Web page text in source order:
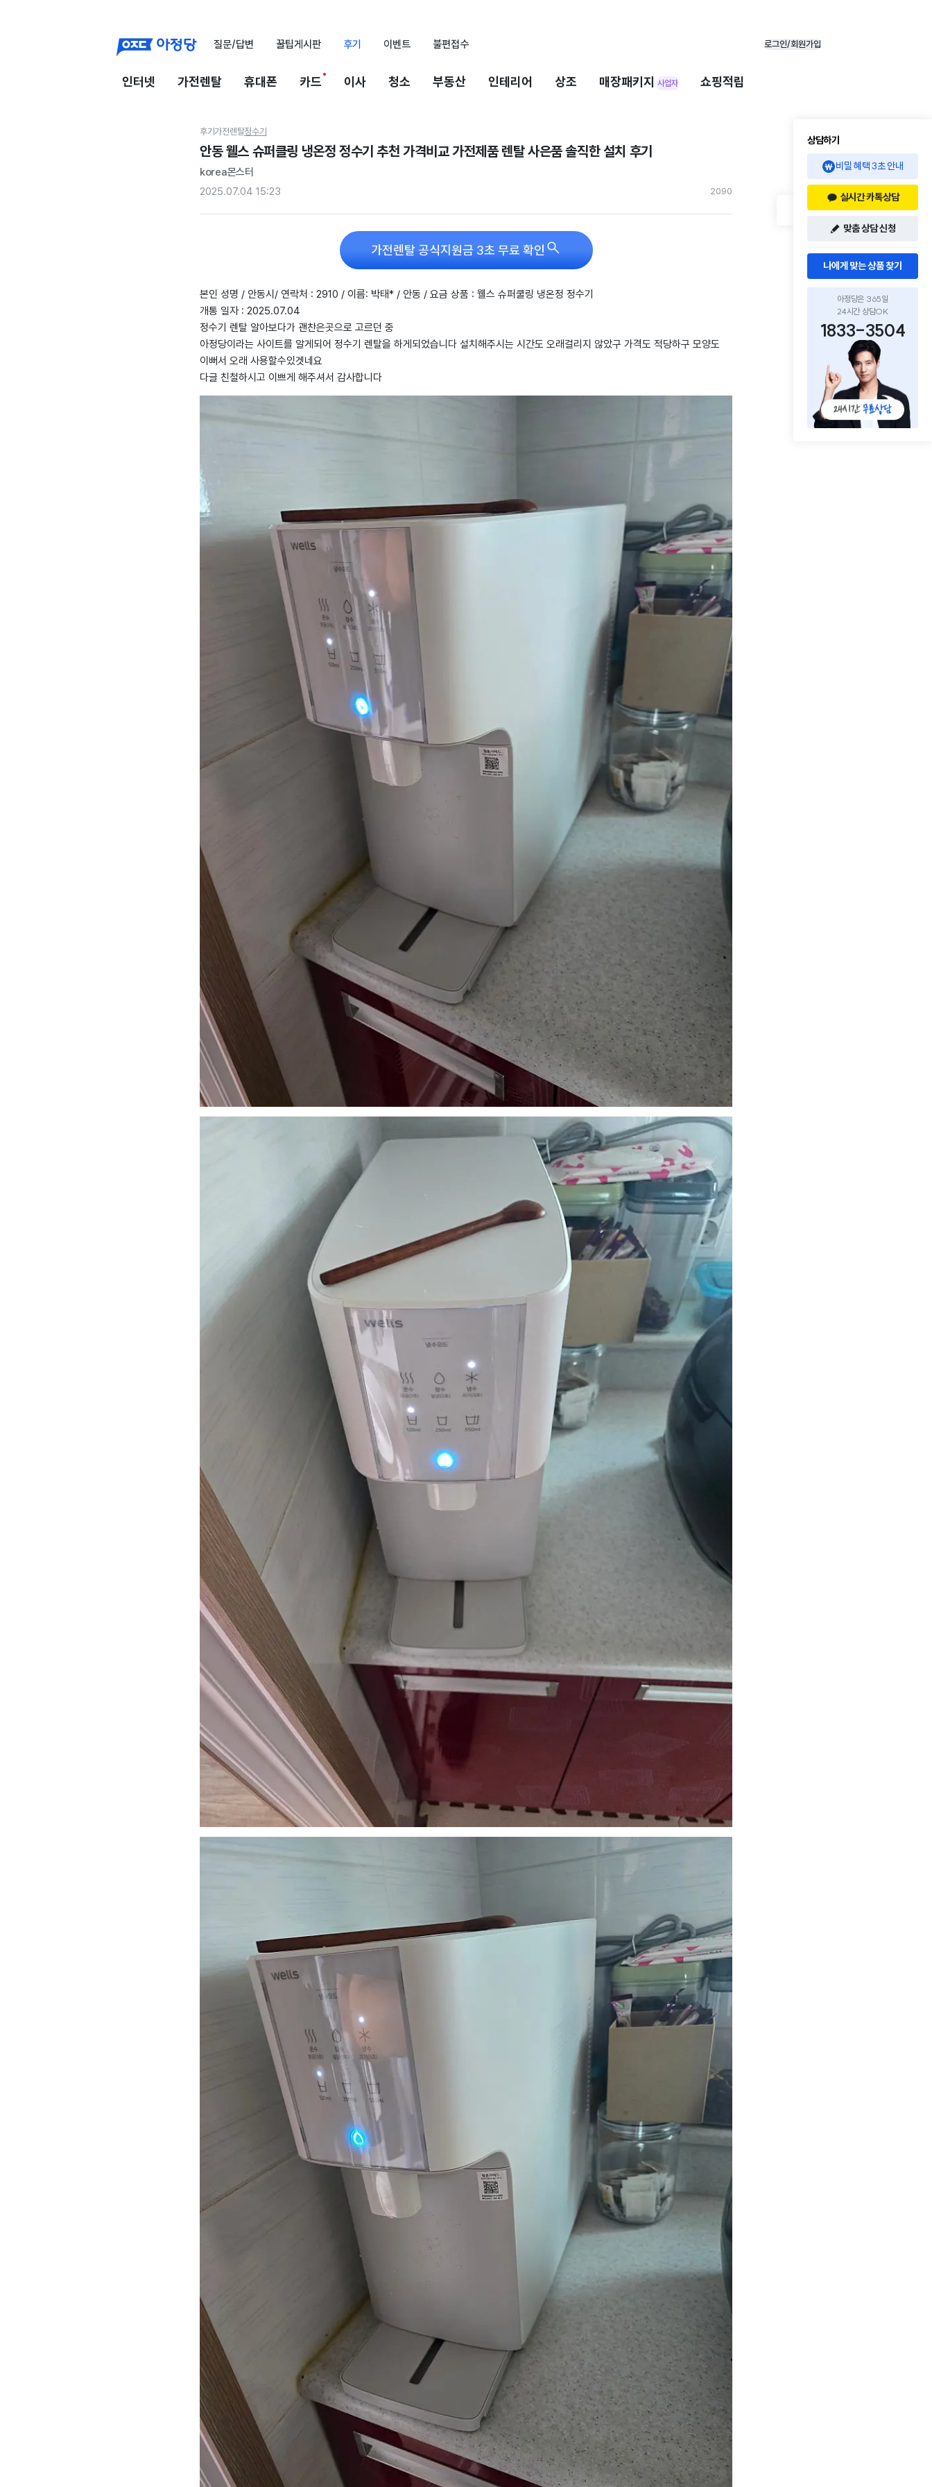
질문/답변 꿀팁게시판 후기 이벤트 불편접수 로그인/회원가입
인터넷 가전렌탈 휴대폰 카드 이사 청소 부동산 인테리어 상조 매장패키지 사업자 쇼핑적립
후기가전렌탈정수기
안동 웰스 슈퍼클링 냉온정 정수기 추천 가격비교 가전제품 렌탈 사은품 솔직한 설치 후기
korea몬스터
2025.07.04 15:23
2090
가전렌탈 공식지원금 3초 무료 확인 
본인 성명 / 안동시/ 연락처 : 2910 / 이름: 박태* / 안동 / 요금 상품 : 웰스 슈퍼쿨링 냉온정 정수기
개통 일자 : 2025.07.04
정수기 렌탈 알아보다가 괜찬은곳으로 고르던 중
아정당이라는 사이트를 알게되어 정수기 렌탈을 하게되었습니다 설치해주시는 시간도 오래걸리지 않았구 가격도 적당하구 모양도
이뻐서 오래 사용할수있겟네요
다글 친철하시고 이쁘게 해주셔서 감사합니다
상담하기
비밀 혜택 3초 안내
실시간 카톡상담
맞춤 상담 신청
나에게 맞는 상품 찾기
아정당은 365일
24시간 상담OK
1833-3504